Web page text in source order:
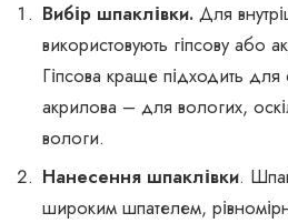
Вибір шпаклівки. Для
використовують гіпсову або
Гіпсова краще підходить
акрилова – для вологих,
вологи.
Нанесення шпаклівки.
широким шпателем,